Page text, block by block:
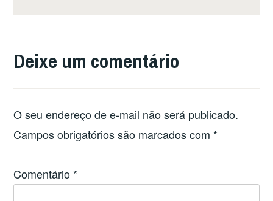
Deixe um comentário
O seu endereço de e-mail não será publicado.
Campos obrigatórios são marcados com *
Comentário *